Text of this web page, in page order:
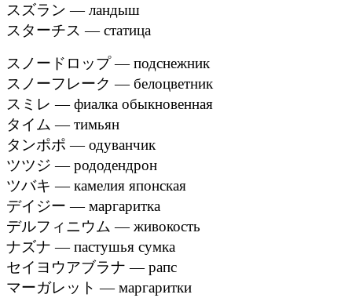
スズラン — ландыш
スターチス — статица
スノードロップ — подснежник
スノーフレーク — белоцветник
スミレ — фиалка обыкновенная
タイム — тимьян
タンポポ — одуванчик
ツツジ — рододендрон
ツバキ — камелия японская
デイジー — маргаритка
デルフィニウム — живокость
ナズナ — пастушья сумка
セイヨウアブラナ — рапс
マーガレット — маргаритки